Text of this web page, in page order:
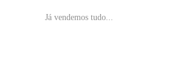
Já vendemos tudo...